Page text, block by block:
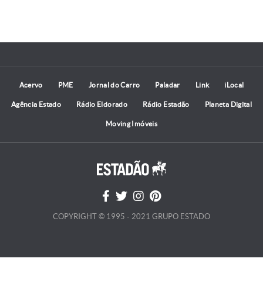
Acervo PME Jornal do Carro Paladar Link iLocal
Agência Estado Rádio Eldorado Rádio Estadão Planeta Digital
Moving Imóveis
COPYRIGHT © 1995 - 2021 GRUPO ESTADO